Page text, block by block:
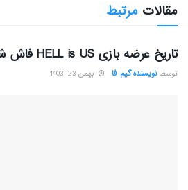
مقالات مرتبط
تاریخ عرضه بازی HELL is US فاش شد
توسط نویسنده گیم فا بهمن 23, 1403